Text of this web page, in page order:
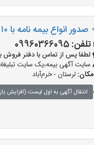
صدور انواع بیمه نامه با ۱۰ درصد
تلفن: 09960366095
لطفا پس از تماس با دفتر فروش بیمه
سایت آگهی بیمه،یک سایت
مکان: لرستان - خرم‌آباد
انتقال آگهی به اول لیست (افزایش